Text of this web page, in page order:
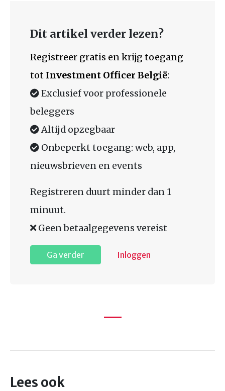
Dit artikel verder lezen?
Registreer gratis en krijg toegang
tot Investment Officer België:
Exclusief voor professionele
beleggers
Altijd opzegbaar
Onbeperkt toegang: web, app,
nieuwsbrieven en events
Registreren duurt minder dan 1
minuut.
Geen betaalgegevens vereist
Ga verder Inloggen
Lees ook